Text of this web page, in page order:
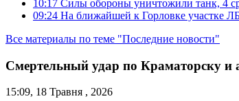
10:17 Силы обороны уничтожили танк, 4
09:24 На ближайшей к Горловке участке
Все материалы по теме "Последние новости"
Смертельный удар по Краматорску
15:09, 18 Травня , 2026